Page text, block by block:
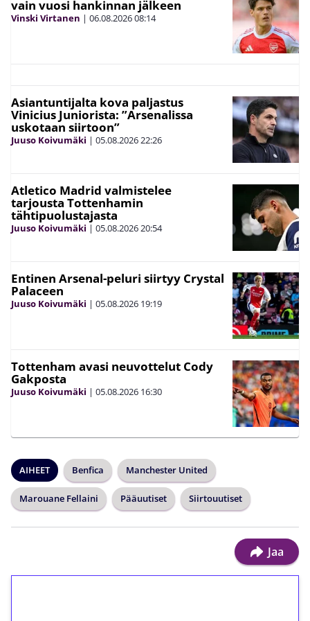
vain vuosi hankinnan jälkeen
Vinski Virtanen | 06.08.202608:14
Asiantuntijalta kova paljastus
Vinicius Juniorista: ”Arsenalissa
uskotaan siirtoon”
Juuso Koivumäki | 05.08.202622:26
Atletico Madrid valmistelee
tarjousta Tottenhamin
tähtipuolustajasta
Juuso Koivumäki | 05.08.202620:54
Entinen Arsenal-peluri siirtyy Crystal
Palaceen
Juuso Koivumäki | 05.08.2026 19:19
Tottenham avasi neuvottelut Cody
Gakposta
Juuso Koivumäki | 05.08.2026 16:30
AIHEET Benfica Manchester United
Marouane Fellaini Pääuutiset Siirtouutiset
Jaa